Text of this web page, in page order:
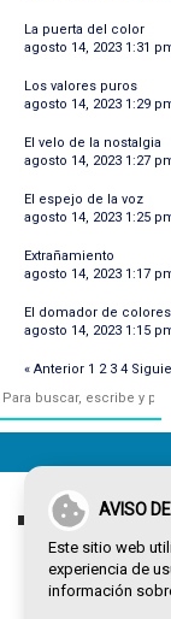
AVISO
Este sitio web
experiencia de
información
La puerta del color
agosto 14, 2023 1:31
Los valores puros
agosto 14, 2023 1:29
El velo de la nostalgia
agosto 14, 2023 1:27
El espejo de la voz
agosto 14, 2023 1:25
Extrañamiento
agosto 14, 2023 1:17
El domador de colores
agosto 14, 2023 1:15
« Anterior 1 2 3 4